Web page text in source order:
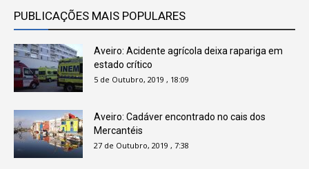
PUBLICAÇÕES MAIS POPULARES
Aveiro: Acidente agrícola deixa rapariga em
estado crítico
5 de Outubro, 2019 , 18:09
Aveiro: Cadáver encontrado no cais dos
Mercantéis
27 de Outubro, 2019 , 7:38